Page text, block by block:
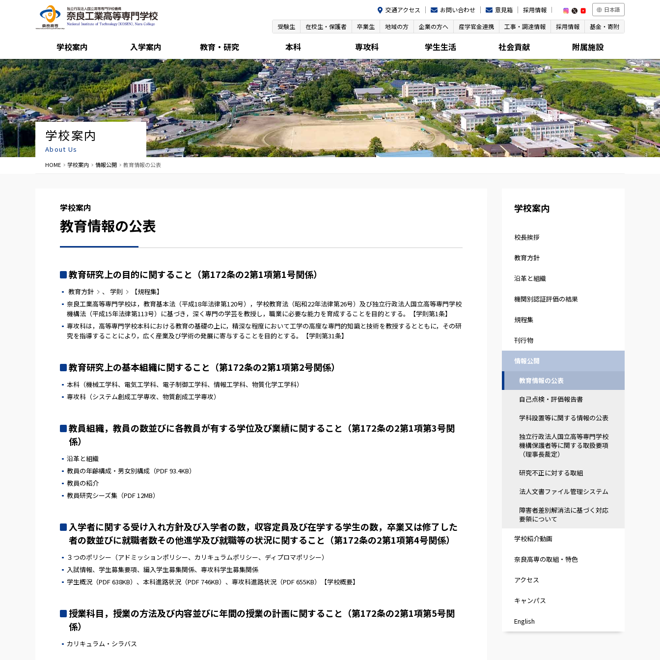
交通アクセス お問い合わせ 意見箱 採用情報 日本語
受験生 在校生・保護者 卒業生 地域の方 企業の方へ 産学官金連携 工事・調達情報 採用情報 基金・寄附
学校案内 入学案内 教育・研究 本科 専攻科 学生生活 社会貢献 附属施設
学校案内
About Us
HOME 学校案内 情報公開 教育情報の公表
学校案内
教育情報の公表
教育研究上の目的に関すること（第172条の2第1項第1号関係）
教育方針 、 学則
【規程集】
奈良工業高等専門学校は，教育基本法（平成18年法律第120号），学校教育法（昭和22年法律第26号）及び独立行政法人国立高等専門学校
機構法（平成15年法律第113号）に基づき，深く専門の学芸を教授し，職業に必要な能力を育成することを目的とする。【学則第1条】
専攻科は，高等専門学校本科における教育の基礎の上に，精深な程度において工学の高度な専門的知識と技術を教授するとともに，その研
究を指導することにより，広く産業及び学術の発展に寄与することを目的とする。【学則第31条】
教育研究上の基本組織に関すること（第172条の2第1項第2号関係）
本科（機械工学科、 電気工学科、 電子制御工学科、 情報工学科、 物質化学工学科）
専攻科（システム創成工学専攻、 物質創成工学専攻）
教員組織，教員の数並びに各教員が有する学位及び業績に関すること（第172条の2第1項第3号関
係）
沿革と組織
教員の年齢構成・男女別構成 （PDF 93.4KB）
教員の紹介
教員研究シーズ集 （PDF 12MB）
入学者に関する受け入れ方針及び入学者の数，収容定員及び在学する学生の数，卒業又は修了した
者の数並びに就職者数その他進学及び就職等の状況に関すること（第172条の2第1項第4号関係）
３つのポリシー（アドミッションポリシー、カリキュラムポリシー、ディプロマポリシー）
入試情報、 学生募集要項、 編入学生募集関係、 専攻科学生募集関係
学生概況 （PDF 638KB） 、 本科進路状況 （PDF 746KB） 、 専攻科進路状況 （PDF 655KB） 【学校概要】
授業科目，授業の方法及び内容並びに年間の授業の計画に関すること（第172条の2第1項第5号関
係）
カリキュラム・シラバス
学校案内
校長挨拶
教育方針
沿革と組織
機関別認証評価の結果
規程集
刊行物
情報公開
教育情報の公表
自己点検・評価報告書
学科設置等に関する情報の公表
独立行政法人国立高等専門学校
機構保護者等に関する取扱要項
（理事長裁定）
研究不正に対する取組
法人文書ファイル管理システム
障害者差別解消法に基づく対応
要領について
学校紹介動画
奈良高専の取組・特色
アクセス
キャンパス
English